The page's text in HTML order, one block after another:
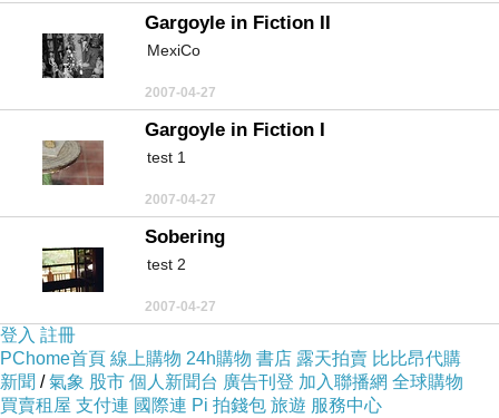
Gargoyle in Fiction II
MexiCo
2007-04-27
Gargoyle in Fiction I
test 1
2007-04-27
Sobering
test 2
2007-04-27
登入 註冊
PChome首頁 線上購物 24h購物 書店 露天拍賣 比比昂代購
新聞 /氣象 股市 個人新聞台 廣告刊登 加入聯播網 全球購物
買賣租屋 支付連 國際連 Pi 拍錢包 旅遊 服務中心